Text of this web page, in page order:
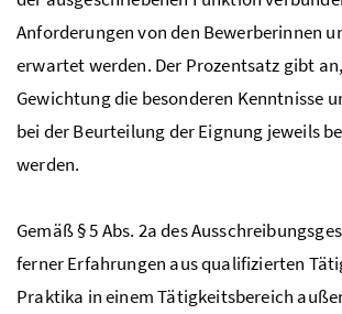
Anforderungen von den Bewerberinnen
erwartet werden. Der Prozentsatz gibt
Gewichtung die besonderen Kenntnisse
bei der Beurteilung der Eignung jeweils
werden.
Gemäß§5Abs. 2a des
ferner Erfahrungen aus qualifizierten
Praktika in einem Tätigkeitsbereich